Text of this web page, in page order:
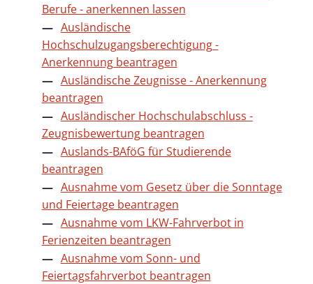
Berufe - anerkennen lassen
Ausländische
Hochschulzugangsberechtigung -
Anerkennung beantragen
Ausländische Zeugnisse - Anerkennung
beantragen
Ausländischer Hochschulabschluss -
Zeugnisbewertung beantragen
Auslands-BAföG für Studierende
beantragen
Ausnahme vom Gesetz über die Sonntage
und Feiertage beantragen
Ausnahme vom LKW-Fahrverbot in
Ferienzeiten beantragen
Ausnahme vom Sonn- und
Feiertagsfahrverbot beantragen